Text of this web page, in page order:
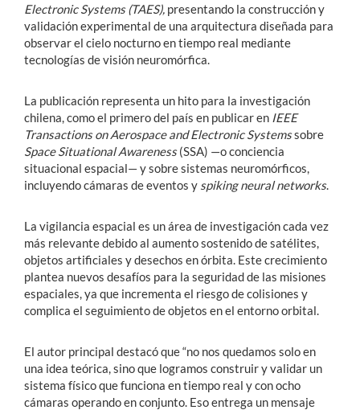
Electronic Systems (TAES), presentando la construcción y
validación experimental de una arquitectura diseñada para
observar el cielo nocturno en tiempo real mediante
tecnologías de visión neuromórfica.
La publicación representa un hito para la investigación
chilena, como el primero del país en publicar en IEEE
Transactions on Aerospace and Electronic Systemssobre
Space Situational Awareness(SSA) —o conciencia
situacional espacial— y sobre sistemas neuromórficos,
incluyendo cámaras de eventos y spiking neural networks.
La vigilancia espacial es un área de investigación cada vez
más relevante debido al aumento sostenido de satélites,
objetos artificiales y desechos en órbita. Este crecimiento
plantea nuevos desafíos para la seguridad de las misiones
espaciales, ya que incrementa el riesgo de colisiones y
complica el seguimiento de objetos en el entorno orbital.
El autor principal destacó que “no nos quedamos solo en
una idea teórica, sino que logramos construir y validar un
sistema físico que funciona en tiempo real y con ocho
cámaras operando en conjunto. Eso entrega un mensaje